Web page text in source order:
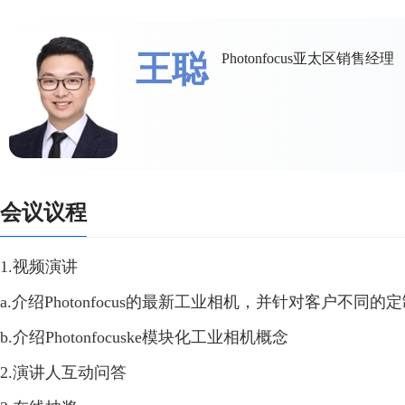
王聪 Photonfocus亚太区销售经理
会议议程
1.视频演讲
a.介绍Photonfocus的最新工业相机，并针对客户不同的
b.介绍Photonfocuske模块化工业相机概念
2.演讲人互动问答